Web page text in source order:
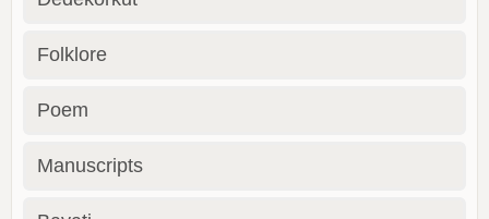
Folklore
Poem
Manuscripts